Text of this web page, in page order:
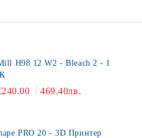
12 W2 - Bleach 2 - 1
469.40лв.
PRO 20 - 3D Принтер